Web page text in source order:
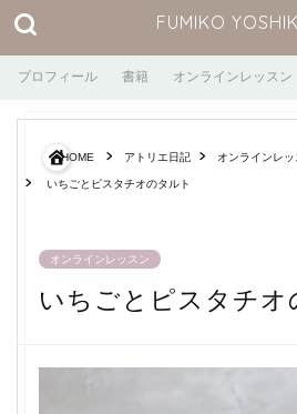
FUMIKO
プロフィール 書籍 オンラインレッスン
HOME アトリエ日記 オンラインレッ
いちごとピスタチオのタルト
オンラインレッスン
いちごとピスタチオ